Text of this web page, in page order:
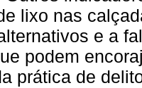
lixo nas
e a
podem
prática de